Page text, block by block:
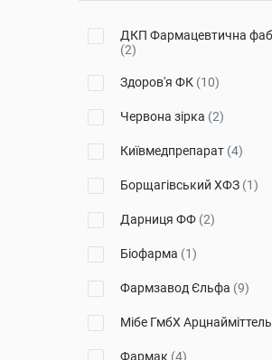
ДКП Фармацевтична
(2)
Здоров'я ФК (10)
Червона зірка (2)
Київмедпрепарат (4)
Борщагівський ХФЗ (1)
Дарниця ФФ (2)
Біофарма (1)
Фармзавод Єльфа (9)
Мібе ГмбХ Арцнайміттель
Фармак (4)